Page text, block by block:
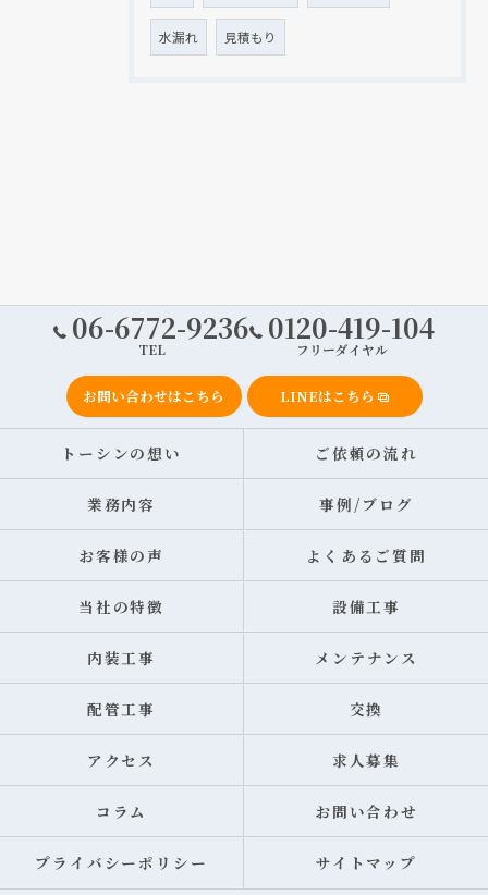
水漏れ 見積もり
06-6772-9236
TEL
0120-419-104
フリーダイヤル
お問い合わせはこちら LINEはこちら
トーシンの想い ご依頼の流れ
業務内容 事例/ブログ
お客様の声 よくあるご質問
当社の特徴 設備工事
内装工事 メンテナンス
配管工事 交換
アクセス 求人募集
コラム お問い合わせ
プライバシーポリシー サイトマップ